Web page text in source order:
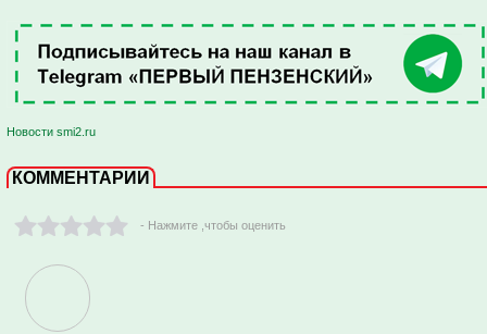
Новости smi2.ru
КОММЕНТАРИИ
- Нажмите ,чтобы оценить